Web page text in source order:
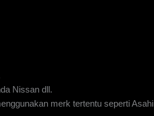
Nissan dll.
merk tertentu seperti